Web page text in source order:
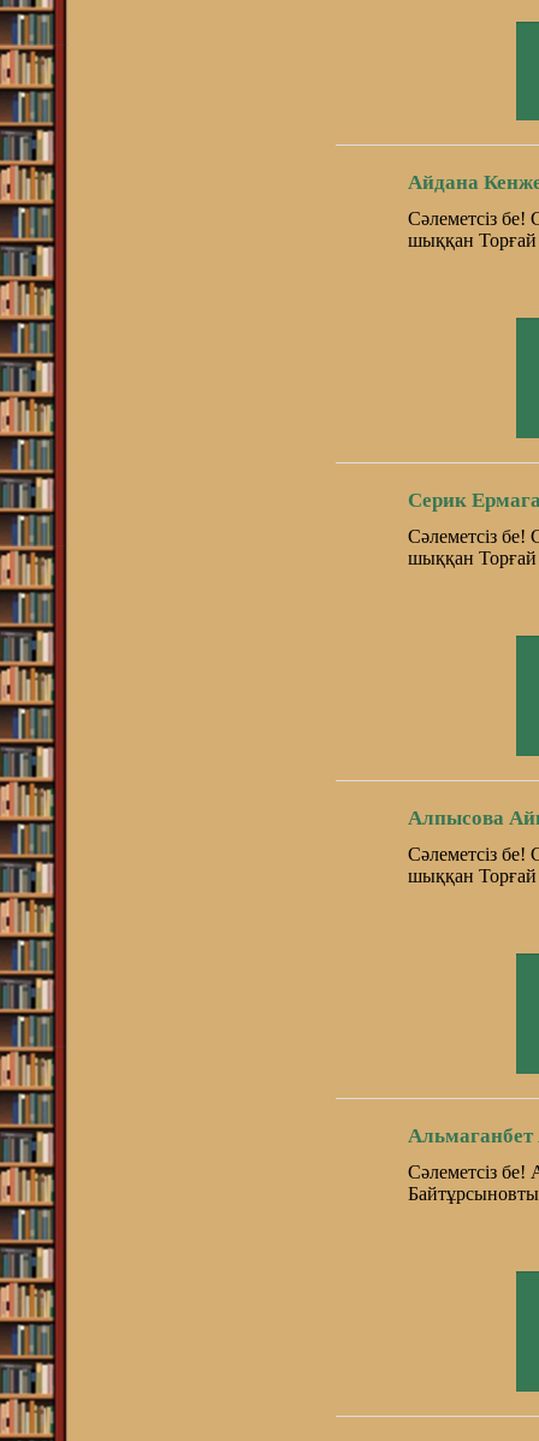
Айдана
Сәлеметсіз бе!
шыққан Торғай
Серик
Сәлеметсіз бе!
шыққан Торғай
Алпысова
Сәлеметсіз бе!
шыққан Торғай
Сәлеметсіз бе!